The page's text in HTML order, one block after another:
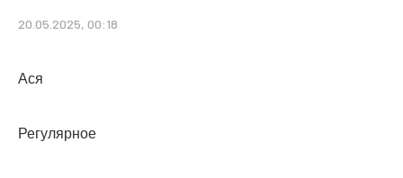
20.05.2025, 00:18
Ася
Регулярное